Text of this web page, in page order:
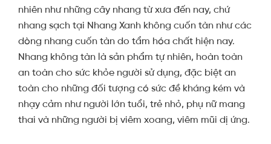
nhiên như những cây nhang từ xưa đến nay, chứ
nhang sạch tại Nhang Xanh không cuốn tàn như các
dòng nhang cuốn tàn do tẩm hóa chất hiện nay.
Nhang không tàn là sản phẩm tự nhiên, hoàn toàn
an toàn cho sức khỏe người sử dụng, đặc biệt an
toàn cho những đối tượng có sức đề kháng kém và
nhạy cảm như người lớn tuổi, trẻ nhỏ, phụ nữ mang
thai và những người bị viêm xoang, viêm mũi dị ứng.